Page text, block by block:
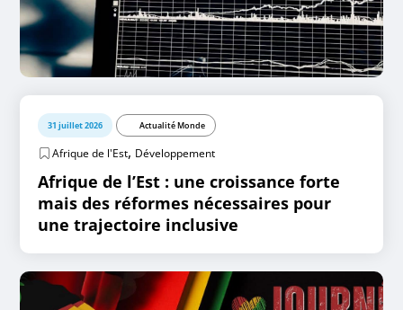
31 juillet 2026 Actualité Monde
Afrique de l'Est, Développement
Afrique de l’Est : une croissance forte
mais des réformes nécessaires pour
une trajectoire inclusive